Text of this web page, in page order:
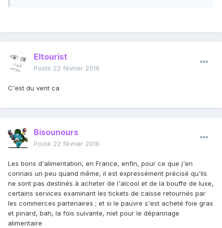
Eltourist
Posté 22 février 2016
C'est du vent ca
Bisounours
Posté 22 février 2016
Les bons d'alimentation, en France, enfin, pour ce que j'en
connais un peu quand même, il est expressément précisé qu'ils
ne sont pas destinés à acheter de l'alcool et de la bouffe de luxe,
certains services examinant les tickets de caisse retournés par
les commerces partenaires ; et si le pauvre s'est acheté foie gras
et pinard, bah, la fois suivante, niet pour le dépannage
alimentaire